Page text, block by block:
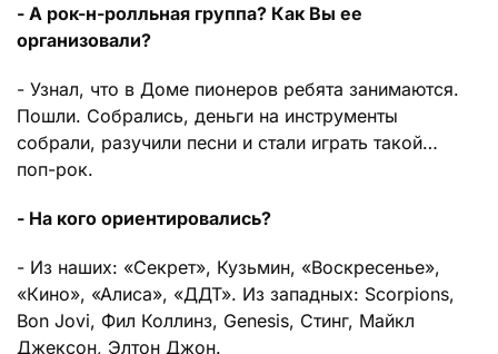
- А рок-н-ролльная группа? Как Вы ее
организовали?
- Узнал, что в Доме пионеров ребята занимаются.
Пошли. Собрались, деньги на инструменты
собрали, разучили песни и стали играть такой…
поп-рок.
- На кого ориентировались?
- Из наших: «Секрет», Кузьмин, «Воскресенье»,
«Кино», «Алиса», «ДДТ». Из западных: Scorpions,
Bon Jovi, Фил Коллинз, Genesis, Стинг, Майкл
Джексон, Элтон Джон.